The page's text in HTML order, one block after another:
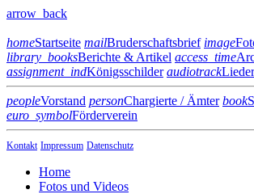
arrow_back
homeStartseite mailBruderschaftsbrief image
library_booksBerichte & Artikel access_time
assignment_indKönigsschilder audiotrack
peopleVorstand personChargierte / Ämter book
euro_symbolFörderverein
Kontakt Impressum Datenschutz
Home
Fotos und Videos